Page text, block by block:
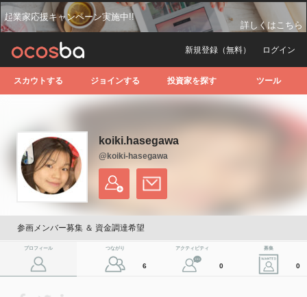
起業家応援キャンペーン実施中!!
詳しくはこちら
ログイン
新規登録（無料）
スカウトする ジョインする 投資家を探す ツール
koiki.hasegawa
@koiki-hasegawa
参画メンバー募集 ＆ 資金調達希望
プロフィール つながり
6
アクティビティ
0
募集
0